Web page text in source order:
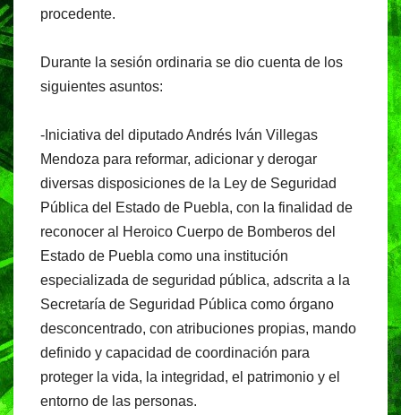
procedente.
Durante la sesión ordinaria se dio cuenta de los
siguientes asuntos:
-Iniciativa del diputado Andrés Iván Villegas
Mendoza para reformar, adicionar y derogar
diversas disposiciones de la Ley de Seguridad
Pública del Estado de Puebla, con la finalidad de
reconocer al Heroico Cuerpo de Bomberos del
Estado de Puebla como una institución
especializada de seguridad pública, adscrita a la
Secretaría de Seguridad Pública como órgano
desconcentrado, con atribuciones propias, mando
definido y capacidad de coordinación para
proteger la vida, la integridad, el patrimonio y el
entorno de las personas.